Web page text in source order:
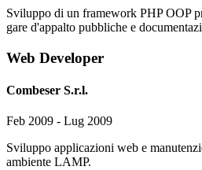
Sviluppo di un framework PHP OOP
gare d'appalto pubbliche e
Web Developer
Combeser S.r.l.
Feb 2009 - Lug 2009
Sviluppo applicazioni web e
ambiente LAMP.